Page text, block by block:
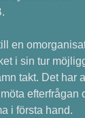
en
i sin tur
takt. Det har
efterfrågan
i första hand.